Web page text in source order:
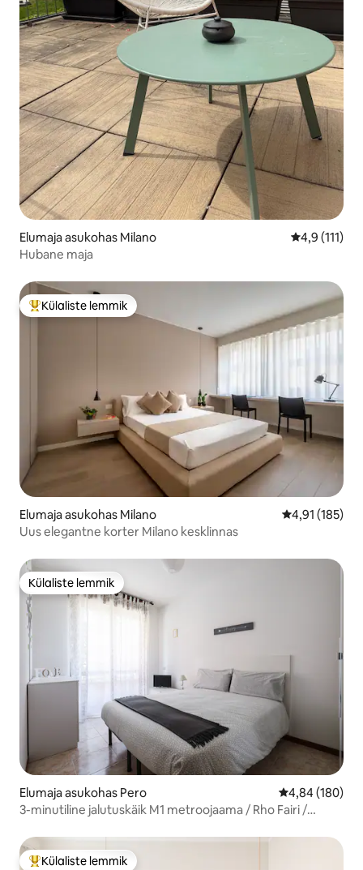
Elumaja asukohas Milano Keskmine
4,9 (111)
Hubane maja
Külaliste suur lemmik
Külaliste lemmik
Elumaja asukohas Milano Keskmine
4,91 (185)
Uus elegantne korter Milano kesklinnas
Külaliste lemmik
Külaliste lemmik
Elumaja asukohas Pero Keskmine
4,84 (180)
3-minutiline jalutuskäik M1 metroojaama / Rho Fairi /
Külaliste lemmik